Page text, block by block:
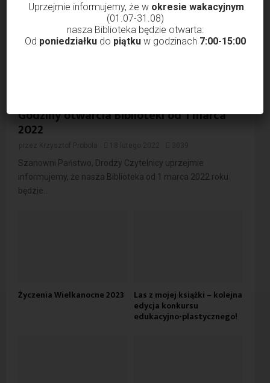
Godziny otwarcia Biblioteki od 1 marca
2022
Szanowni Państwo, Drodzy Czytelnicy uprzejmie
informujemy, że nasza Biblioteka od 1 marca 2022 roku
będzie...
Życzenia Wielkanocne 2023 Las z mojej książki – kolejna
edycja konkursu
edukacyjno-plastycznego!
Uprzejmie informujemy, że w okresie wakacyjnym
(01.07-31.08)
nasza Biblioteka będzie otwarta:
Od poniedziałkudo piątkuw godzinach 7:00-15:00